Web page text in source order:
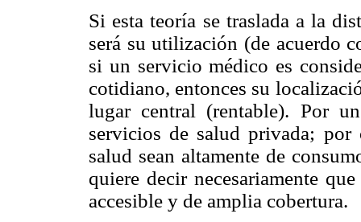
Si esta teoría se traslada a la
será su utilización (de acuerdo
si un servicio médico es
cotidiano, entonces su
lugar central (rentable). Por
servicios de salud privada;
salud sean altamente de
quiere decir necesariamente
accesible y de amplia cobertura.